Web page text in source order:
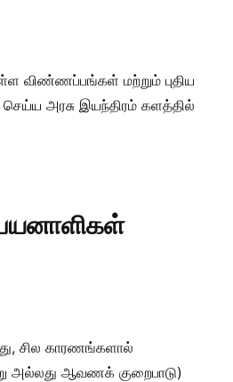
விண்ணப்பங்கள் மற்றும் புதிய
அரசு இயந்திரம் களத்தில்
சில காரணங்களால்
அல்லது ஆவணக் குறைபாடு)